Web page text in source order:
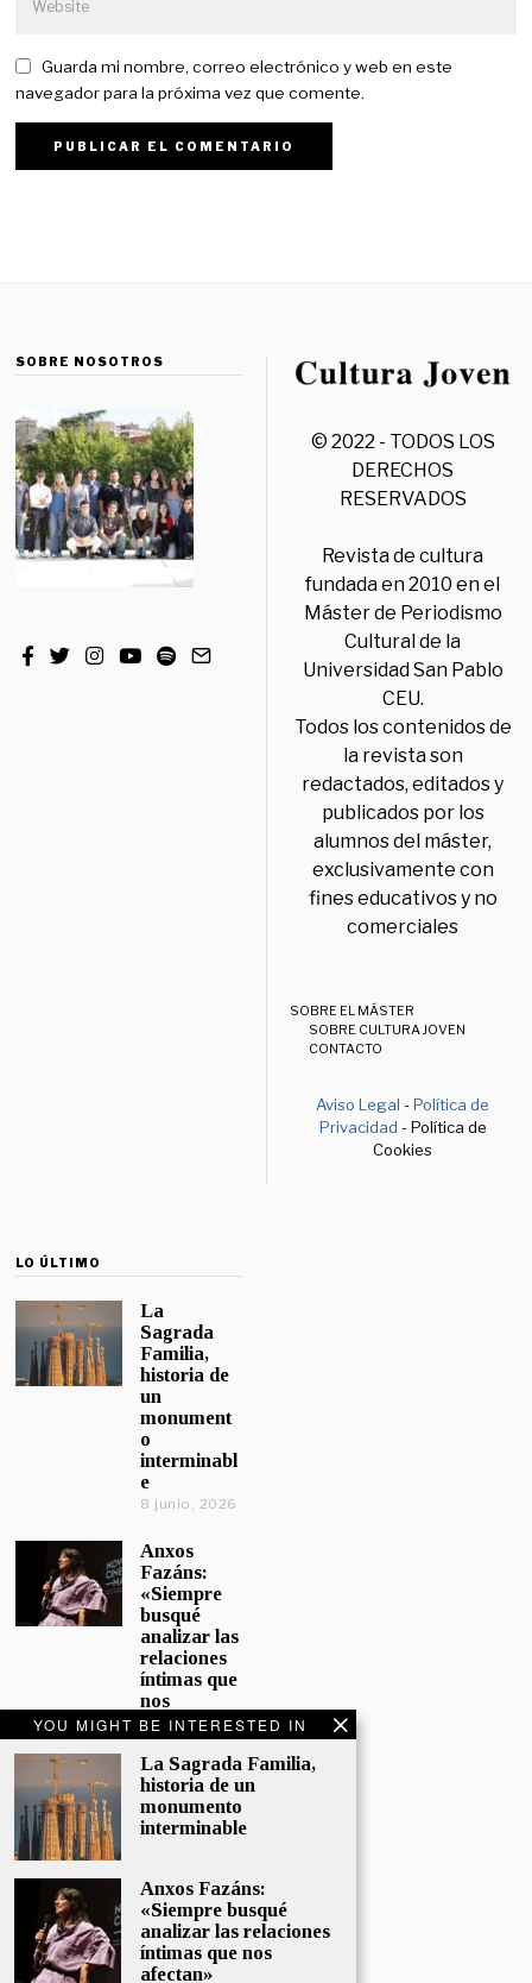
Guarda mi nombre, correo electrónico y web en este
navegador para la próxima vez que comente.
YOU MIGHT BE INTERESTED IN
La Sagrada Familia,
historia de un
monumento
interminable
Anxos Fazáns:
«Siempre busqué
analizar las relaciones
íntimas que nos
afectan»
SOBRE NOSOTROS
© 2022 - TODOS LOS
DERECHOS
RESERVADOS
Revista de cultura
fundada en 2010 en el
Máster de Periodismo
Cultural de la
Universidad San Pablo
CEU.
Todos los contenidos de
la revista son
redactados, editados y
publicados por los
alumnos del máster,
exclusivamente con
fines educativos y no
comerciales
SOBRE EL MÁSTER
SOBRE CULTURA JOVEN
CONTACTO
Aviso Legal -Política de
Privacidad - Política de
Cookies
LO ÚLTIMO
La
Sagrada
Familia,
historia de
un
monument
o
interminabl
e
8 junio, 2026
Anxos
Fazáns:
«Siempre
busqué
analizar las
relaciones
íntimas que
nos
afectan»
5 junio, 2026
El hijo de la
cómica, el
homenaje
Sacristán a
Fernán
Gómez
28 mayo,
2026